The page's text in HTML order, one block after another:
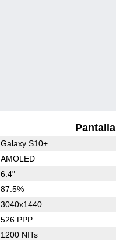
Pantalla
Galaxy S10+
AMOLED
6.4"
87.5%
3040x1440
526 PPP
1200 NITs